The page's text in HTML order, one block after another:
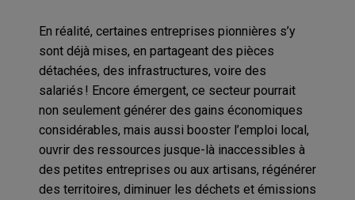
En réalité, certaines entreprises pionnières s’y
sont déjà mises, en partageant des pièces
détachées, des infrastructures, voire des
salariés ! Encore émergent, ce secteur pourrait
non seulement générer des gains économiques
considérables, mais aussi booster l’emploi local,
ouvrir des ressources jusque-là inaccessibles à
des petites entreprises ou aux artisans, régénérer
des territoires, diminuer les déchets et émissions